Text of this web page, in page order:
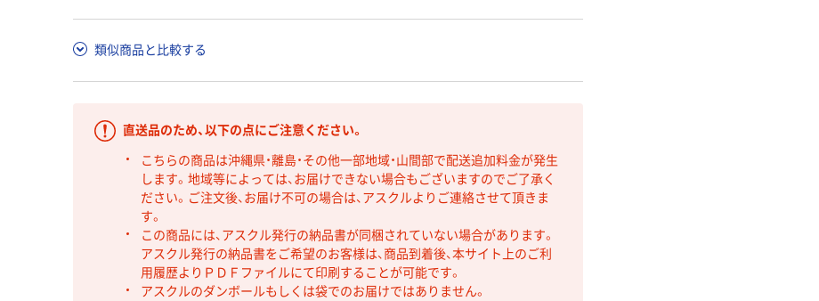
類似商品と比較する
直送品のため、以下の点にご注意ください。
こちらの商品は沖縄県・離島・その他一部地域・山間部で配送追加料金が発生
します。地域等によっては、お届けできない場合もございますのでご了承く
ださい。ご注文後、お届け不可の場合は、アスクルよりご連絡させて頂きま
す。
この商品には、アスクル発行の納品書が同梱されていない場合があります。
アスクル発行の納品書をご希望のお客様は、商品到着後、本サイト上のご利
用履歴よりＰＤＦファイルにて印刷することが可能です。
アスクルのダンボールもしくは袋でのお届けではありません。